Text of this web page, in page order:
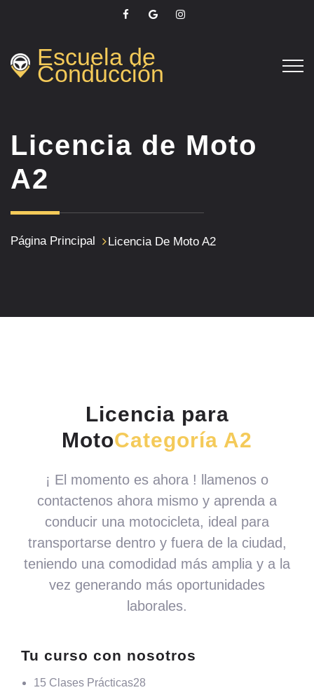
Escuela de
Conducción
Licencia de Moto
A2
Página Principal Licencia De Moto A2
Licencia para
MotoCategoría A2
¡ El momento es ahora ! llamenos o
contactenos ahora mismo y aprenda a
conducir una motocicleta, ideal para
transportarse dentro y fuera de la ciudad,
teniendo una comodidad más amplia y a la
vez generando más oportunidades
laborales.
Tu curso con nosotros
15 Clases Prácticas28